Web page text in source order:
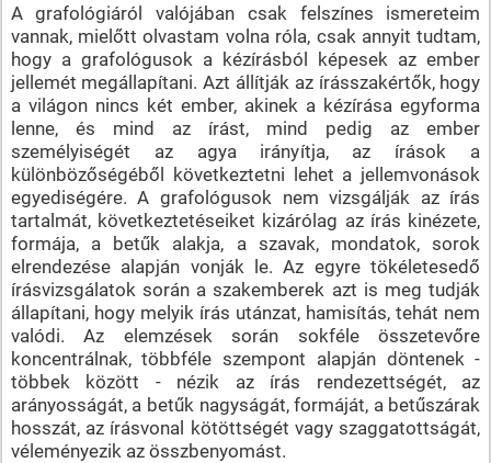
A grafológiáról valójában csak felszínes ismereteim
vannak, mielőtt olvastam volna róla, csak annyit tudtam,
hogy a grafológusok a kézírásból képesek az ember
jellemét megállapítani. Azt állítják az írásszakértők, hogy
a világon nincs két ember, akinek a kézírása egyforma
lenne, és mind az írást, mind pedig az ember
személyiségét az agya irányítja, az írások a
különbözőségéből következtetni lehet a jellemvonások
egyediségére. A grafológusok nem vizsgálják az írás
tartalmát, következtetéseiket kizárólag az írás kinézete,
formája, a betűk alakja, a szavak, mondatok, sorok
elrendezése alapján vonják le. Az egyre tökéletesedő
írásvizsgálatok során a szakemberek azt is meg tudják
állapítani, hogy melyik írás utánzat, hamisítás, tehát nem
valódi. Az elemzések során sokféle összetevőre
koncentrálnak, többféle szempont alapján döntenek -
többek között - nézik az írás rendezettségét, az
arányosságát, a betűk nagyságát, formáját, a betűszárak
hosszát, az írásvonal kötöttségét vagy szaggatottságát,
véleményezik az összbenyomást.